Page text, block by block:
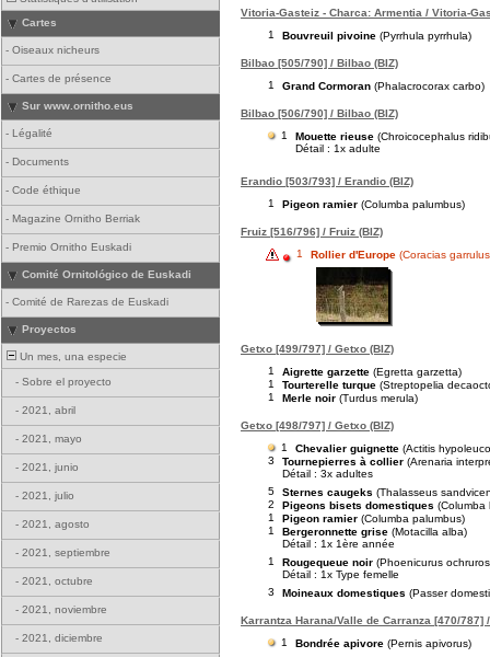
Cartes
- Oiseaux nicheurs
- Cartes de présence
Sur www.ornitho.eus
- Légalité
- Documents
- Code éthique
- Magazine Ornitho Berriak
- Premio Ornitho Euskadi
Comité Ornitológico de Euskadi
- Comité de Rarezas de Euskadi
Proyectos
Un mes, una especie
- Sobre el proyecto
- 2021, abril
- 2021, mayo
- 2021, junio
- 2021, julio
- 2021, agosto
- 2021, septiembre
- 2021, octubre
- 2021, noviembre
- 2021, diciembre
Vitoria-Gasteiz - Charca: Armentia / Vitoria-
1
Bouvreuil pivoine (Pyrrhula pyrrhula)
Bilbao [505/790] / Bilbao (BIZ)
1
Grand Cormoran (Phalacrocorax carbo)
Bilbao [506/790] / Bilbao (BIZ)
1
Mouette rieuse (Chroicocephalus
Détail : 1x adulte
Erandio [503/793] / Erandio (BIZ)
1
Pigeon ramier (Columba palumbus)
Fruiz [516/796] / Fruiz (BIZ)
1
Rollier d'Europe (Coracias
Getxo [499/797] / Getxo (BIZ)
1
Aigrette garzette (Egretta garzetta)
1
Tourterelle turque (Streptopelia
1
Merle noir (Turdus merula)
Getxo [498/797] / Getxo (BIZ)
1
Chevalier guignette (Actitis
3
Tournepierres à collier (Arenaria
Détail : 3x adultes
5
Sternes caugeks (Thalasseus
2
Pigeons bisets domestiques (Columba
1
Pigeon ramier (Columba palumbus)
1
Bergeronnette grise (Motacilla alba)
Détail : 1x 1ère année
1
Rougequeue noir (Phoenicurus
Détail : 1x Type femelle
3
Moineaux domestiques (Passer
Karrantza Harana/Valle de Carranza [470/787]
1
Bondrée apivore (Pernis apivorus)